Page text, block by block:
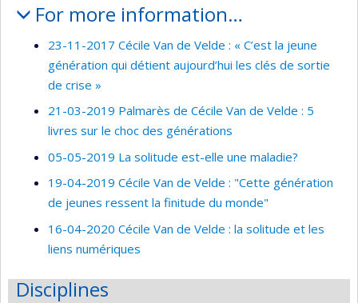
For more information…
23-11-2017 Cécile Van de Velde : « C’est la jeune
génération qui détient aujourd’hui les clés de sortie
de crise »
21-03-2019 Palmarès de Cécile Van de Velde : 5
livres sur le choc des générations
05-05-2019 La solitude est-elle une maladie?
19-04-2019 Cécile Van de Velde : "Cette génération
de jeunes ressent la finitude du monde"
16-04-2020 Cécile Van de Velde : la solitude et les
liens numériques
Disciplines